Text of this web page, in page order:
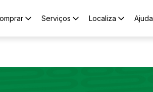
Serviços Localiza Ajuda